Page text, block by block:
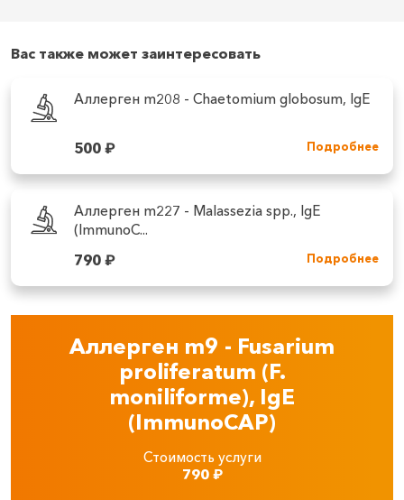
Вас также может заинтересовать
Аллерген m208 - Chaetomium globosum, IgE
500₽ Подробнее
Аллерген m227 - Malassezia spp., IgE
(ImmunoC...
790₽ Подробнее
Аллерген m9 - Fusarium
proliferatum (F.
moniliforme), IgE
(ImmunoCAP)
Стоимость услуги
790₽